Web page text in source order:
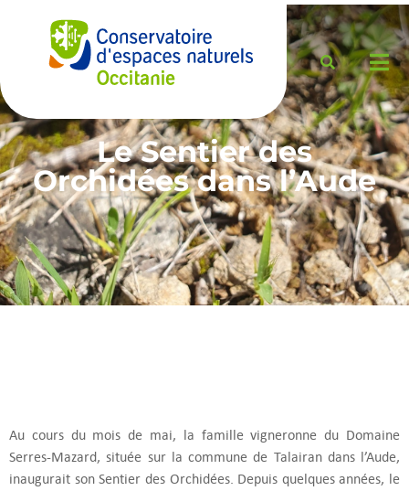
Le Sentier des
Orchidées dans l’Aude
Au cours du mois de mai, la famille vigneronne du Domaine
Serres-Mazard, située sur la commune de Talairan dans l’Aude,
inaugurait son Sentier des Orchidées. Depuis quelques années, le